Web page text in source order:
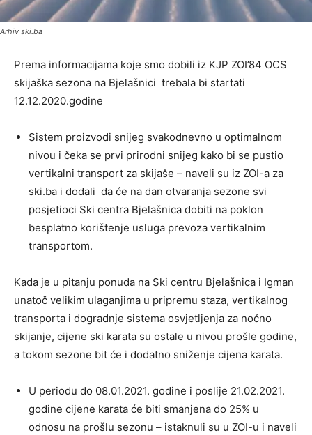
Arhiv ski.ba
Prema informacijama koje smo dobili iz KJP ZOI’84 OCS
skijaška sezona na Bjelašnici trebala bi startati
12.12.2020.godine
Sistem proizvodi snijeg svakodnevno u optimalnom
nivou i čeka se prvi prirodni snijeg kako bi se pustio
vertikalni transport za skijaše – naveli su iz ZOI-a za
ski.ba i dodali da će na dan otvaranja sezone svi
posjetioci Ski centra Bjelašnica dobiti na poklon
besplatno korištenje usluga prevoza vertikalnim
transportom.
Kada je u pitanju ponuda na Ski centru Bjelašnica i Igman
unatoč velikim ulaganjima u pripremu staza, vertikalnog
transporta i dogradnje sistema osvjetljenja za noćno
skijanje, cijene ski karata su ostale u nivou prošle godine,
a tokom sezone bit će i dodatno sniženje cijena karata.
U periodu do 08.01.2021. godine i poslije 21.02.2021.
godine cijene karata će biti smanjena do 25% u
odnosu na prošlu sezonu – istaknuli su u ZOI-u i naveli